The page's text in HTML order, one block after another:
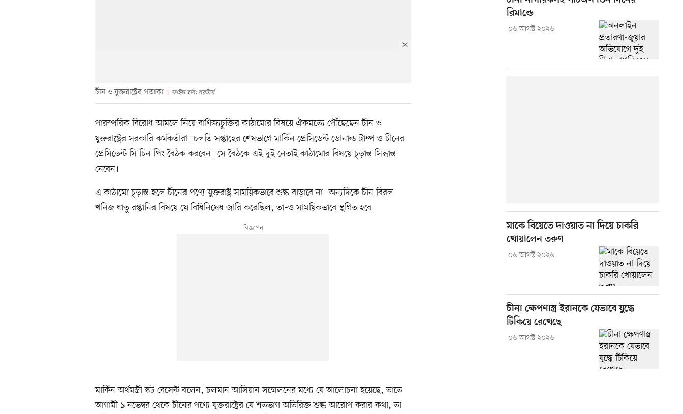
চীন ও যুক্তরাষ্ট্রের পতাকা ফাইল ছবি: রয়টার্স
পারস্পরিক বিরোধ আমলে নিয়ে বাণিজ্যচুক্তির কাঠামোর বিষয়ে ঐকমত্যে পৌঁছেছেন চীন ও
যুক্তরাষ্ট্রের সরকারি কর্মকর্তারা। চলতি সপ্তাহের শেষভাগে মার্কিন প্রেসিডেন্ট ডোনাল্ড ট্রাম্প ও চীনের
প্রেসিডেন্ট সি চিন পিং বৈঠক করবেন। সে বৈঠকে এই দুই নেতাই কাঠামোর বিষয়ে চূড়ান্ত সিদ্ধান্ত
নেবেন।
এ কাঠামো চূড়ান্ত হলে চীনের পণ্যে যুক্তরাষ্ট্র সাময়িকভাবে শুল্ক বাড়াবে না। অন্যদিকে চীন বিরল
খনিজ ধাতু রপ্তানির বিষয়ে যে বিধিনিষেধ জারি করেছিল, তা–ও সাময়িকভাবে স্থগিত হবে।
মার্কিন অর্থমন্ত্রী স্কট বেসেন্ট বলেন, চলমান আসিয়ান সম্মেলনের মধ্যে যে আলোচনা হয়েছে, তাতে
আগামী ১ নভেম্বর থেকে চীনের পণ্যে যুক্তরাষ্ট্রের যে শতভাগ অতিরিক্ত শুল্ক আরোপ করার কথা, তা
রিমান্ডে
০৬ আগস্ট ২০২৬
মাকে বিয়েতে দাওয়াত না দিয়ে চাকরি
খোয়ালেন তরুণ
০৬ আগস্ট ২০২৬
চীনা ক্ষেপণাস্ত্র ইরানকে যেভাবে যুদ্ধে
টিকিয়ে রেখেছে
০৬ আগস্ট ২০২৬